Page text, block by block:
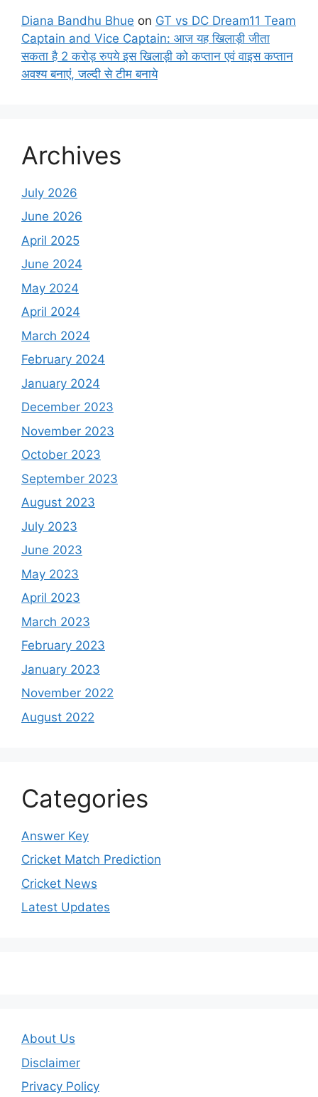
Diana Bandhu Bhue on GT vs DC Dream11 Team
Captain and Vice Captain: आज यह खिलाड़ी जीता
सकता है 2 करोड़ रुपये इस खिलाड़ी को कप्तान एवं वाइस कप्तान
अवश्य बनाएं, जल्दी से टीम बनाये
Archives
July 2026
June 2026
April 2025
June 2024
May 2024
April 2024
March 2024
February 2024
January 2024
December 2023
November 2023
October 2023
September 2023
August 2023
July 2023
June 2023
May 2023
April 2023
March 2023
February 2023
January 2023
November 2022
August 2022
Categories
Answer Key
Cricket Match Prediction
Cricket News
Latest Updates
About Us
Disclaimer
Privacy Policy